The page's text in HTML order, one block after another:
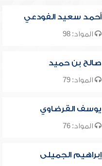
أحمد سعيد الفودعي
المواد: 98
صالح بن حميد
المواد: 79
يوسف القرضاوي
المواد: 76
إبراهيم الجميلى